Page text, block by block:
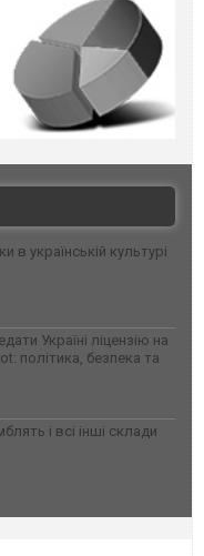
в українській культурі
Україні ліцензію на
політика, безпека та
і всі інші склади